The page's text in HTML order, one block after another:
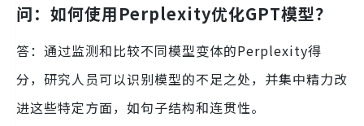
问：如何使用Perplexity优化GPT模型？
答：通过监测和比较不同模型变体的Perplexity得
分，研究人员可以识别模型的不足之处，并集中精力改
进这些特定方面，如句子结构和连贯性。